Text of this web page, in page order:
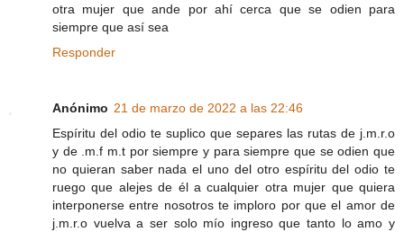
otra mujer que ande por ahí cerca que se odien para
siempre que así sea
Responder
Anónimo 21 de marzo de 2022 a las 22:46
Espíritu del odio te suplico que separes las rutas de j.m.r.o
y de .m.f m.t por siempre y para siempre que se odien que
no quieran saber nada el uno del otro espíritu del odio te
ruego que alejes de él a cualquier otra mujer que quiera
interponerse entre nosotros te imploro por que el amor de
j.m.r.o vuelva a ser solo mío ingreso que tanto lo amo y